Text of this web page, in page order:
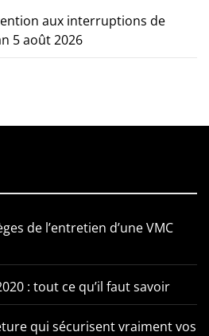
aux interruptions de
5 août 2026
de l’entretien d’une VMC
: tout ce qu’il faut savoir
qui sécurisent vraiment vos